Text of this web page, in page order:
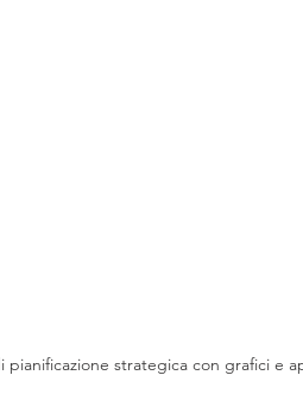
pianificazione strategica con grafici e